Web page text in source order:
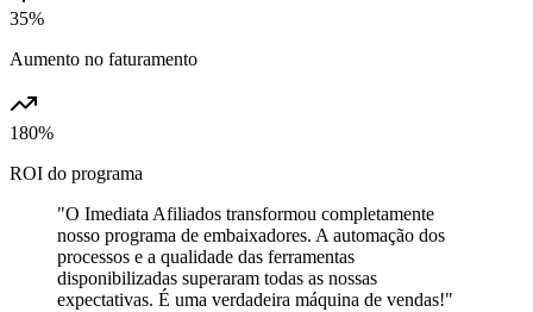
35%
Aumento no faturamento
180%
ROI do programa
"O Imediata Afiliados transformou completamente
nosso programa de embaixadores. A automação dos
processos e a qualidade das ferramentas
disponibilizadas superaram todas as nossas
expectativas. É uma verdadeira máquina de vendas!"